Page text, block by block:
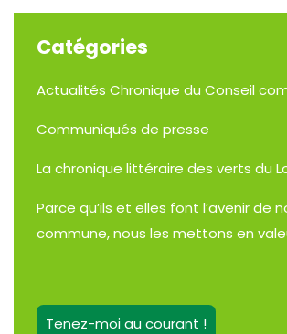
Catégories
Actualités Chronique du Conseil
Communiqués de presse
La chronique littéraire des verts du
Parce qu’ils et elles font l’avenir de
commune, nous les mettons en
Tenez-moi au courant !